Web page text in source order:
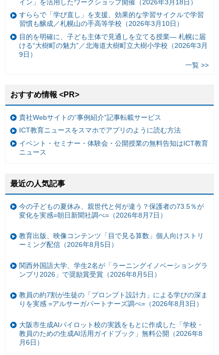
イン」を活用したワークショップ開催（2026年3月18日）
すららで「学び直し」を支援、効果的な学習サイクルで学習
習慣も醸成／札幌山の手高等学校（2026年3月10日）
目的を明確に、子ども主体で見通しを立てる授業— 札幌に届
ける“大樹町の魅力”／北海道大樹町立大樹小学校（2026年3月
9日）
一覧 >>
おすすめ情報 <PR>
貴社Webサイトの“事例紹介”記事転載サービス
ICT教育ニュースをスマホでアプリのように読む方法
イベント・セミナー・体験会・公開授業の無料告知はICT教育
ニュース
最近の人気記事
今の子どもの夏休み、親世代と何が違う？保護者の73.5％が
変化を実感=朝日新聞社調べ=（2026年8月7日）
教育出版、映像コンテンツ「目で見る算数」個人向けストリ
ーミング配信（2026年8月5日）
関西外国語大学、学生2名が「ラーニングイノベーショングラ
ンプリ2026」で奨励賞受賞（2026年8月5日）
教員の約7割が生徒の「プロンプト設計力」による学びの深ま
りを実感 =アルサーガパートナーズ調べ=（2026年8月3日）
大阪市生成AIパイロット校の実践をもとに作成した「学校・
教員のための生成AI活用ガイドブック」無料公開（2026年8
月6日）